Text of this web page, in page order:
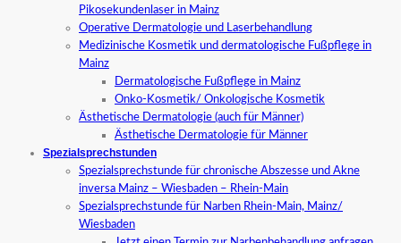
Pikosekundenlaser in Mainz
Operative Dermatologie und Laserbehandlung
Medizinische Kosmetik und dermatologische Fußpflege in
Mainz
Dermatologische Fußpflege in Mainz
Onko-Kosmetik/ Onkologische Kosmetik
Ästhetische Dermatologie (auch für Männer)
Ästhetische Dermatologie für Männer
Spezialsprechstunden
Spezialsprechstunde für chronische Abszesse und Akne
inversa Mainz – Wiesbaden – Rhein-Main
Spezialsprechstunde für Narben Rhein-Main, Mainz/
Wiesbaden